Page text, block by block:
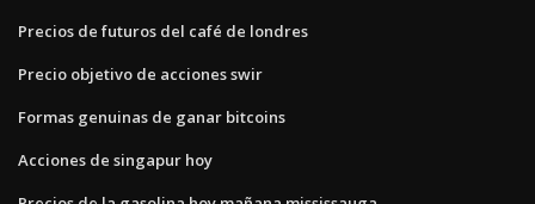
Precios de futuros del café de londres
Precio objetivo de acciones swir
Formas genuinas de ganar bitcoins
Acciones de singapur hoy